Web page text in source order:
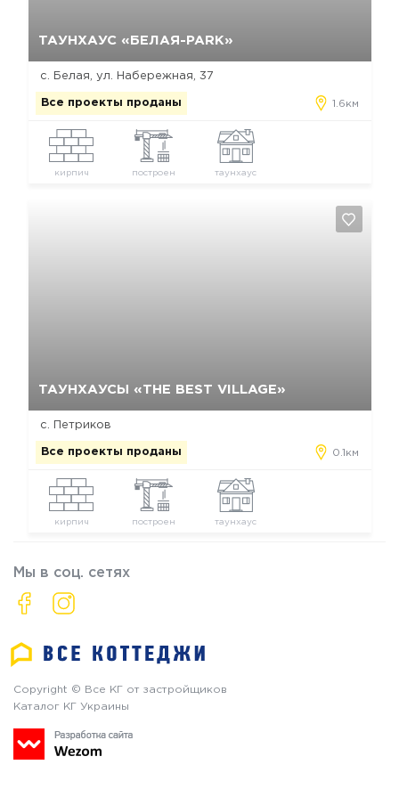
ТАУНХАУС «БЕЛАЯ-PARK»
с. Белая, ул. Набережная, 37
Все проекты проданы 1.6км
кирпич построен таунхаус
ТАУНХАУСЫ «THE BEST VILLAGE»
с. Петриков
Все проекты проданы 0.1км
кирпич построен таунхаус
Мы в соц. сетях
Copyright © Все КГ от застройщиков
Каталог КГ Украины